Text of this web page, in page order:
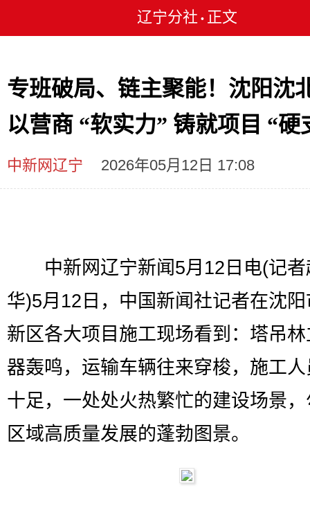
辽宁分社 • 正文
专班破局、链主聚能！沈阳沈
以营商 “软实力” 铸就项目 “硬
中新网辽宁 2026年05月12日 17:08
中新网辽宁新闻5月12日电(记者
华)5月12日，中国新闻社记者在沈
新区各大项目施工现场看到：塔吊
器轰鸣，运输车辆往来穿梭，施工
十足，一处处火热繁忙的建设场景
区域高质量发展的蓬勃图景。